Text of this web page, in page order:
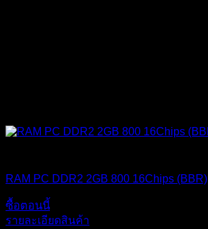
RAM PC DDR2 2GB 800 16Chips (BBR)
ซื้อตอนนี้
รายละเอียดสินค้า